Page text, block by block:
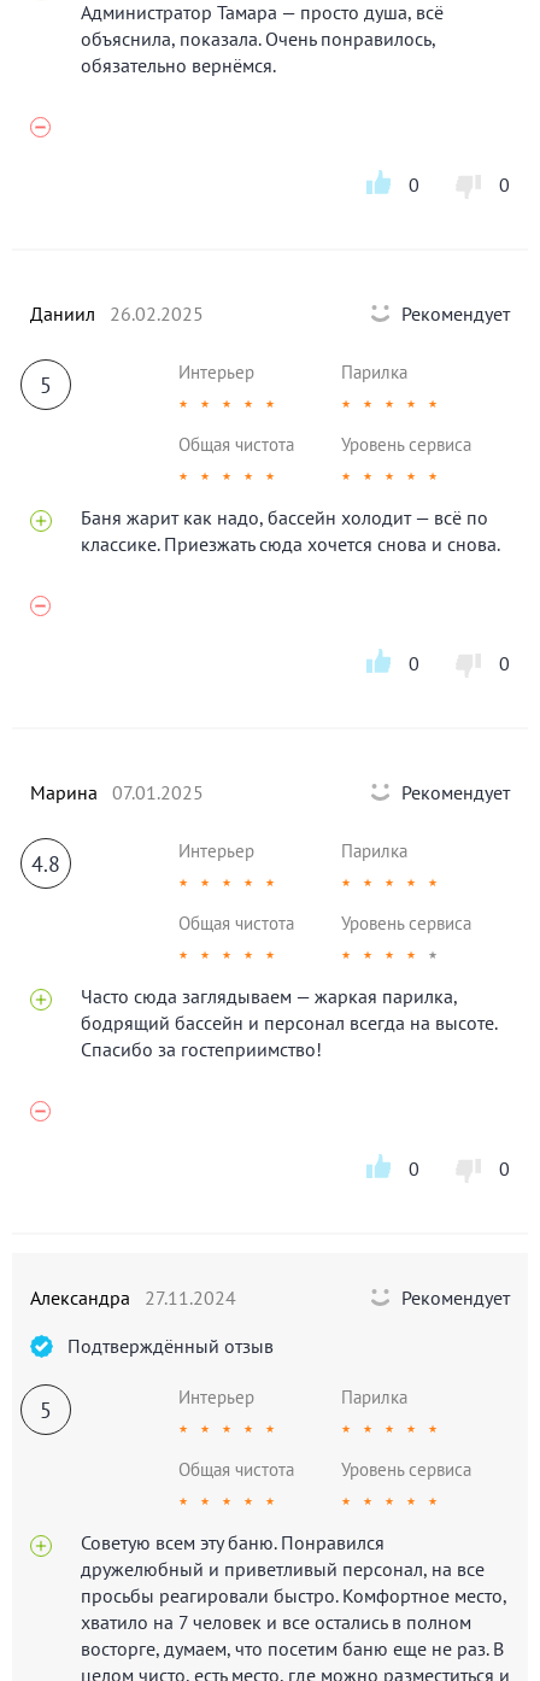
Администратор Тамара — просто душа, всё
объяснила, показала. Очень понравилось,
обязательно вернёмся.
0 0
Даниил 26.02.2025 Рекомендует
5 Интерьер
★ ★ ★ ★ ★
Парилка
★ ★ ★ ★ ★
Общая чистота
★ ★ ★ ★ ★
Уровень сервиса
★ ★ ★ ★ ★
Баня жарит как надо, бассейн холодит — всё по
классике. Приезжать сюда хочется снова и снова.
0 0
Марина 07.01.2025 Рекомендует
4.8 Интерьер
★ ★ ★ ★ ★
Парилка
★ ★ ★ ★ ★
Общая чистота
★ ★ ★ ★ ★
Уровень сервиса
★ ★ ★ ★ ★
Часто сюда заглядываем — жаркая парилка,
бодрящий бассейн и персонал всегда на высоте.
Спасибо за гостеприимство!
0 0
Александра 27.11.2024
Рекомендует
Подтверждённый отзыв
5 Интерьер
★ ★ ★ ★ ★
Парилка
★ ★ ★ ★ ★
Общая чистота
★ ★ ★ ★ ★
Уровень сервиса
★ ★ ★ ★ ★
Советую всем эту баню. Понравился
дружелюбный и приветливый персонал, на все
просьбы реагировали быстро. Комфортное место,
хватило на 7 человек и все остались в полном
восторге, думаем, что посетим баню еще не раз. В
целом чисто, есть место, где можно разместиться и